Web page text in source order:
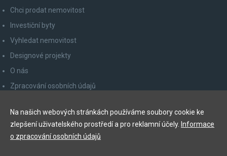
Chci prodat nemovitost
Investiční byty
Vyhledat nemovitost
Designové projekty
O nás
Zpracování osobních údajů
Odhlášení z newsletteru
Na našich webových stránkách používáme soubory cookie ke
zlepšení uživatelského prostředí a pro reklamní účely. Informace
o zpracování osobních údajů